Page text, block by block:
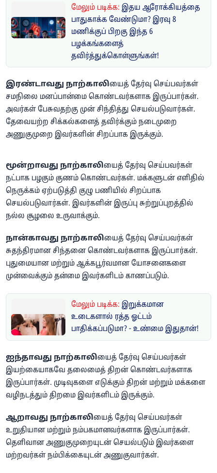
மேலும் படிக்க: இதய ஆரோக்கியத்தை
பாதுகாக்க வேண்டுமா? இரவு 8
மணிக்குப் பிறகு இந்த 6
பழக்கங்களைத்
தவிர்த்துக்கொள்ளுங்கள்!
இரண்டாவது நாற்காலியைத் தேர்வு செய்பவர்கள்
சமநிலை மனப்பான்மை கொண்டவர்களாக இருப்பார்கள்.
அவர்கள் பேசுவதற்கு முன் சிந்தித்து செயல்படுவார்கள்.
தேவையற்ற சிக்கல்களைத் தவிர்க்கும் நடைமுறை
அணுகுமுறை இவர்களின் சிறப்பாக இருக்கும்.
மூன்றாவது நாற்காலியைத் தேர்வு செய்பவர்கள்
நட்பாக பழகும் குணம் கொண்டவர்கள். மக்களுடன் எளிதில்
நெருக்கம் ஏற்படுத்தி குழு பணியில் சிறப்பாக
செயல்படுவார்கள். இவர்களின் இருப்பு சுற்றுப்புறத்தில்
நல்ல சூழலை உருவாக்கும்.
நான்காவது நாற்காலியைத் தேர்வு செய்பவர்கள்
சுதந்திரமான சிந்தனை கொண்டவர்களாக இருப்பார்கள்.
புதுமையான மற்றும் ஆக்கபூர்வமான யோசனைகளை
முன்வைக்கும் தன்மை இவர்களிடம் காணப்படும்.
மேலும் படிக்க: இறுக்கமான
உடைகளால் ரத்த ஓட்டம்
பாதிக்கப்படுமா? - உண்மை இதுதான்!
ஐந்தாவது நாற்காலியைத் தேர்வு செய்பவர்கள்
இயற்கையாகவே தலைமைத் திறன் கொண்டவர்களாக
இருப்பார்கள். முடிவுகளை எடுக்கும் திறன் மற்றும் மக்களை
வழிநடத்தும் திறமை இவர்களிடம் இருக்கும்.
ஆறாவது நாற்காலியைத் தேர்வு செய்பவர்கள்
உறுதியான மற்றும் நம்பகமானவர்களாக இருப்பார்கள்.
தெளிவான அணுகுமுறையுடன் செயல்படும் இவர்களை
மற்றவர்கள் நம்பிக்கையுடன் அணுகுவார்கள்.